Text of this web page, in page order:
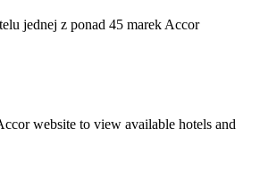
jednej z ponad 45 marek Accor
website to view available hotels and